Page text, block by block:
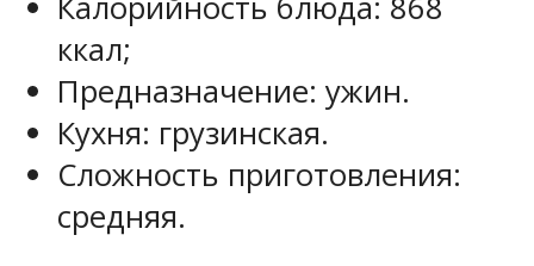
ккал;
Предназначение: ужин.
Кухня: грузинская.
Сложность приготовления:
средняя.